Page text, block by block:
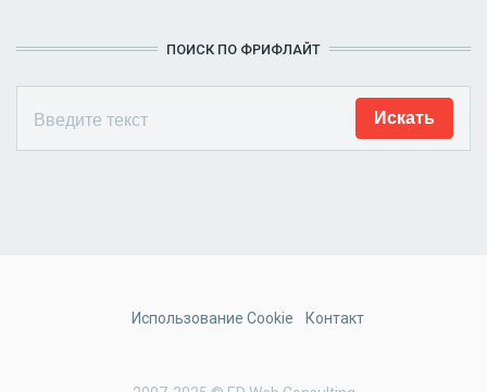
ПОИСК ПО ФРИФЛАЙТ
Использование Cookie Контакт